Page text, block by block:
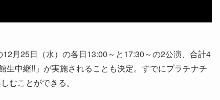
月25日（水）の各日13:00～と17:30～の2公演、合計4
中継!!」が実施されることも決定。すでにプラチナチ
むことができる。